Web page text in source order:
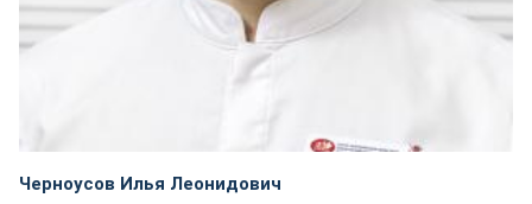
Черноусов Илья Леонидович